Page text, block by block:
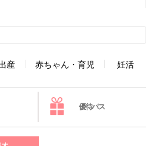
産 赤ちゃん・育児 妊活
優待パス